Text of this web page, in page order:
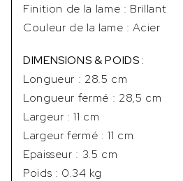
Finition de la lame : Brillant
Couleur de la lame : Acier
DIMENSIONS & POIDS :
Longueur : 28.5 cm
Longueur fermé : 28,5 cm
Largeur : 11 cm
Largeur fermé : 11 cm
Epaisseur : 3.5 cm
Poids : 0.34 kg